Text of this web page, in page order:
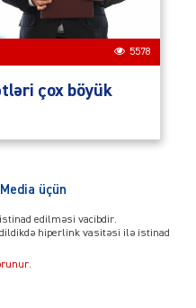
5578
çox böyük
Media üçün
edilməsi vacibdir.
hiperlink vasitəsi ilə istinad